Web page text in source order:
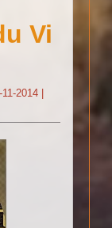
Vi
11-2014